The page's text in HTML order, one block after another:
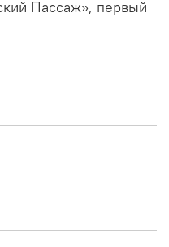
Пассаж», первый